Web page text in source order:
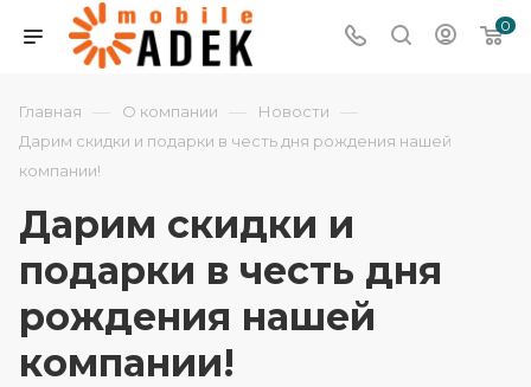
0
Главная — О компании — Новости —
Дарим скидки и подарки в честь дня рождения нашей
компании!
Дарим скидки и
подарки в честь дня
рождения нашей
компании!